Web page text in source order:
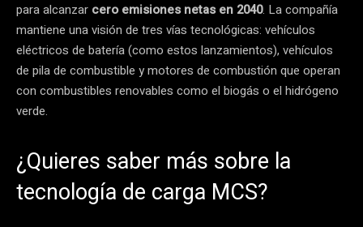
para alcanzar cero emisiones netas en 2040. La compañía
mantiene una visión de tres vías tecnológicas: vehículos
eléctricos de batería (como estos lanzamientos), vehículos
de pila de combustible y motores de combustión que operan
con combustibles renovables como el biogás o el hidrógeno
verde.
¿Quieres saber más sobre la
tecnología de carga MCS?